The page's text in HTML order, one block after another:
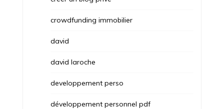
crowdfunding immobilier
david
david laroche
developpement perso
développement personnel pdf